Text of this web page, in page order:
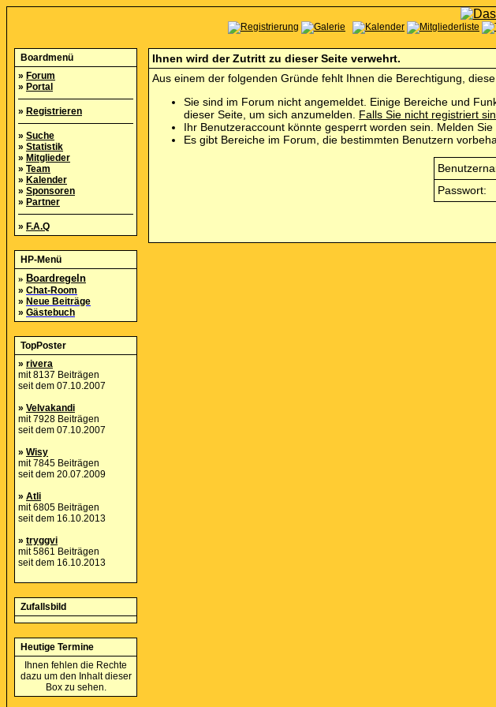
Boardmenü
» Forum
» Portal
» Registrieren
» Suche
» Statistik
» Mitglieder
» Team
» Kalender
» Sponsoren
» Partner
» F.A.Q
HP-Menü
» Boardregeln
» Chat-Room
» Neue Beiträge
» Gästebuch
TopPoster
» rivera
mit 8137 Beiträgen
seit dem 07.10.2007
» Velvakandi
mit 7928 Beiträgen
seit dem 07.10.2007
» Wisy
mit 7845 Beiträgen
seit dem 20.07.2009
» Atli
mit 6805 Beiträgen
seit dem 16.10.2013
» tryggvi
mit 5861 Beiträgen
seit dem 16.10.2013
Zufallsbild
Heutige Termine
Ihnen fehlen die Rechte
dazu um den Inhalt dieser
Box zu sehen.
Ihnen wird der Zutritt zu dieser Seite verwehrt.
Aus einem der folgenden Gründe fehlt Ihnen die Berechtigung,
Sie sind im Forum nicht angemeldet. Einige Bereiche und
dieser Seite, um sich anzumelden. Falls Sie nicht registriert
Ihr Benutzeraccount könnte gesperrt worden sein. Melden
Es gibt Bereiche im Forum, die bestimmten Benutzern
Passwort: